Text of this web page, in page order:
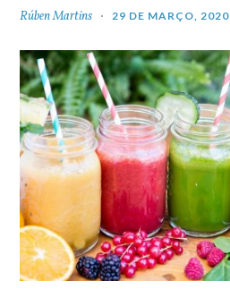
Rúben Martins 29 DE MARÇO, 2020